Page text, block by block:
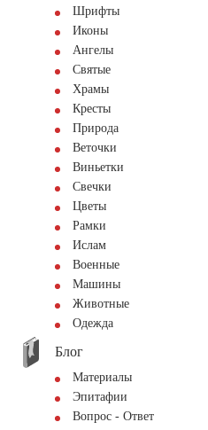
Шрифты
Иконы
Ангелы
Святые
Храмы
Кресты
Природа
Веточки
Виньетки
Свечки
Цветы
Рамки
Ислам
Военные
Машины
Животные
Одежда
Блог
Материалы
Эпитафии
Вопрос - Ответ